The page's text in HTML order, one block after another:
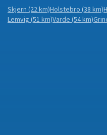
Skjern(22 km)Holstebro(38 km)
Lemvig(51 km)Varde(54 km)